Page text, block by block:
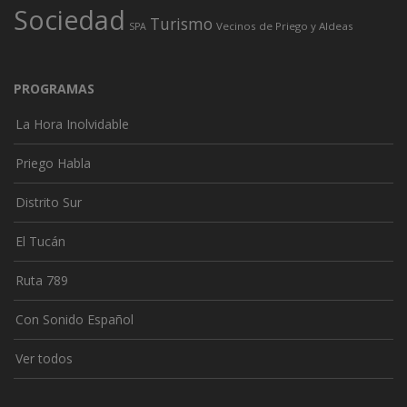
Sociedad SPA Turismo Vecinos de Priego y Aldeas
PROGRAMAS
La Hora Inolvidable
Priego Habla
Distrito Sur
El Tucán
Ruta 789
Con Sonido Español
Ver todos